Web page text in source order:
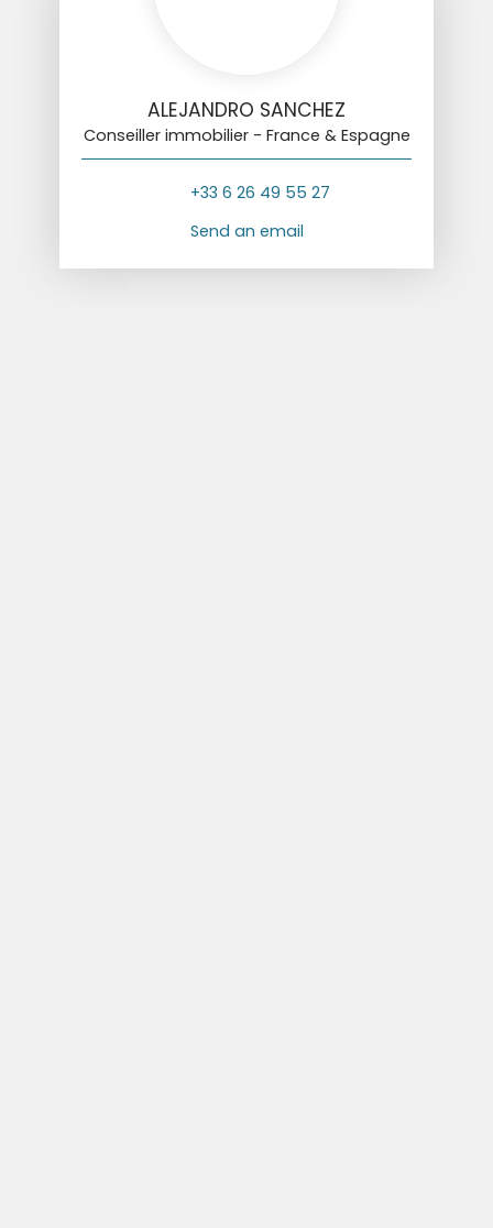
ALEJANDRO SANCHEZ
Conseiller immobilier - France & Espagne
+33 6 26 49 55 27
Send an email